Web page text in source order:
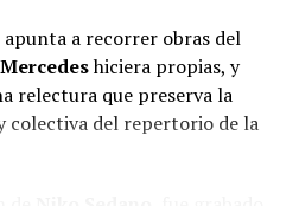
a recorrer obras del
Mercedeshiciera propias, y
relectura que preserva la
colectiva del repertorio de la